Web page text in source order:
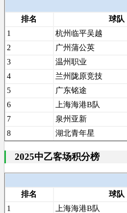
排名
球队
1
杭州临平吴越
2
广州蒲公英
3
温州职业
4
兰州陇原竞技
5
广东铭途
6
上海海港B队
7
泉州亚新
8
湖北青年星
2025中乙客场积分榜
排名
球队
1
上海海港B队